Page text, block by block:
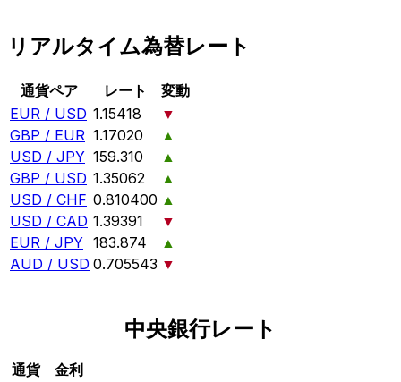
リアルタイム為替レート
通貨ペア レート
変動
EUR / USD 1.15418
▼
GBP / EUR 1.17020
▲
USD / JPY 159.310
▲
GBP / USD 1.35062
▲
USD / CHF 0.810400 ▲
USD / CAD 1.39391
▼
EUR / JPY 183.874
▲
AUD / USD 0.705543 ▼
中央銀行レート
通貨
金利